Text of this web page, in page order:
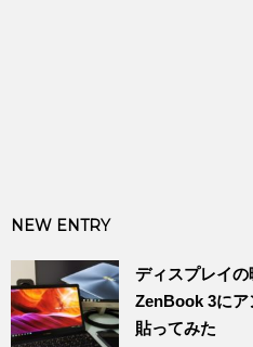
NEW ENTRY
ディスプレイ
ZenBook 3にア
貼ってみた